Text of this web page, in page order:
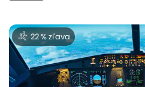
22 % zľava